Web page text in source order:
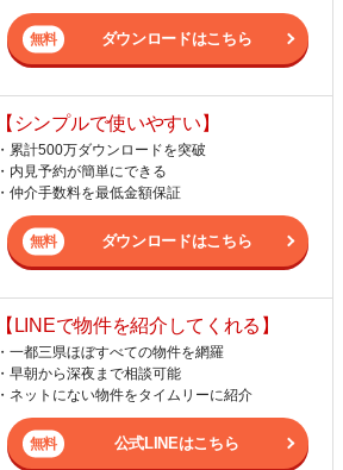
ダウンロードはこちら
【シンプルで使いやすい】
・累計500万ダウンロードを突破
・内見予約が簡単にできる
・仲介手数料を最低金額保証
ダウンロードはこちら
【LINEで物件を紹介してくれる】
・一都三県ほぼすべての物件を網羅
・早朝から深夜まで相談可能
・ネットにない物件をタイムリーに紹介
公式LINEはこちら